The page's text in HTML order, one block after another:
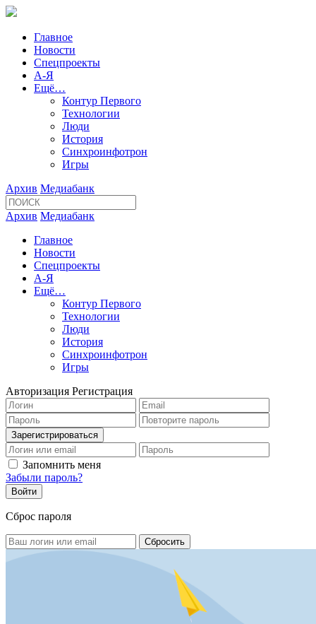
Главное
Новости
Спецпроекты
А-Я
Ещё…
Контур Первого
Технологии
Люди
История
Синхроинфотрон
Игры
Архив Медиабанк
Архив Медиабанк
Главное
Новости
Спецпроекты
А-Я
Ещё…
Контур Первого
Технологии
Люди
История
Синхроинфотрон
Игры
Авторизация Регистрация
Запомнить меня
Забыли пароль?
Сброс пароля